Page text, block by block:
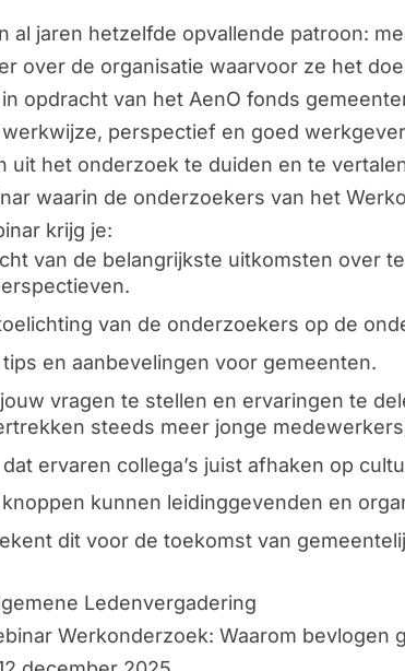
al jaren hetzelfde opvallende patroon:
over de organisatie waarvoor ze het
opdracht van het AenO fonds
perspectief en goed
uit het onderzoek te duiden en te
waarin de onderzoekers van het
krijg je:
van de belangrijkste uitkomsten over
van de onderzoekers op de
en aanbevelingen voor gemeenten.
vragen te stellen en ervaringen te
steeds meer jonge
ervaren collega’s juist afhaken op
kunnen leidinggevenden en
dit voor de toekomst van
Ledenvergadering
Werkonderzoek: Waarom